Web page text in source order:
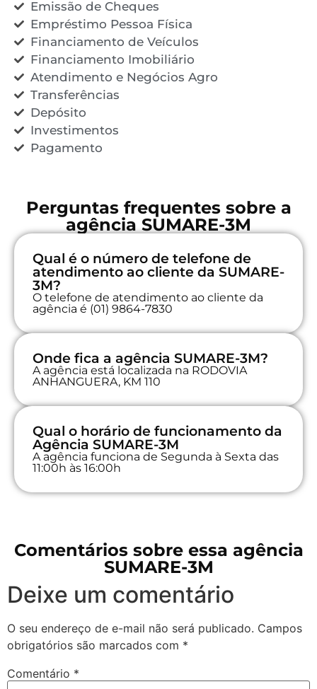
Emissão de Cheques
Empréstimo Pessoa Física
Financiamento de Veículos
Financiamento Imobiliário
Atendimento e Negócios Agro
Transferências
Depósito
Investimentos
Pagamento
Perguntas frequentes sobre a
agência SUMARE-3M
Qual é o número de telefone de
atendimento ao cliente da SUMARE-
3M?
O telefone de atendimento ao cliente da
agência é (01) 9864-7830
Onde fica a agência SUMARE-3M?
A agência está localizada na RODOVIA
ANHANGUERA, KM 110
Qual o horário de funcionamento da
Agência SUMARE-3M
A agência funciona de Segunda à Sexta das
11:00h às 16:00h
Comentários sobre essa agência
SUMARE-3M
Deixe um comentário
O seu endereço de e-mail não será publicado. Campos
obrigatórios são marcados com *
Comentário *